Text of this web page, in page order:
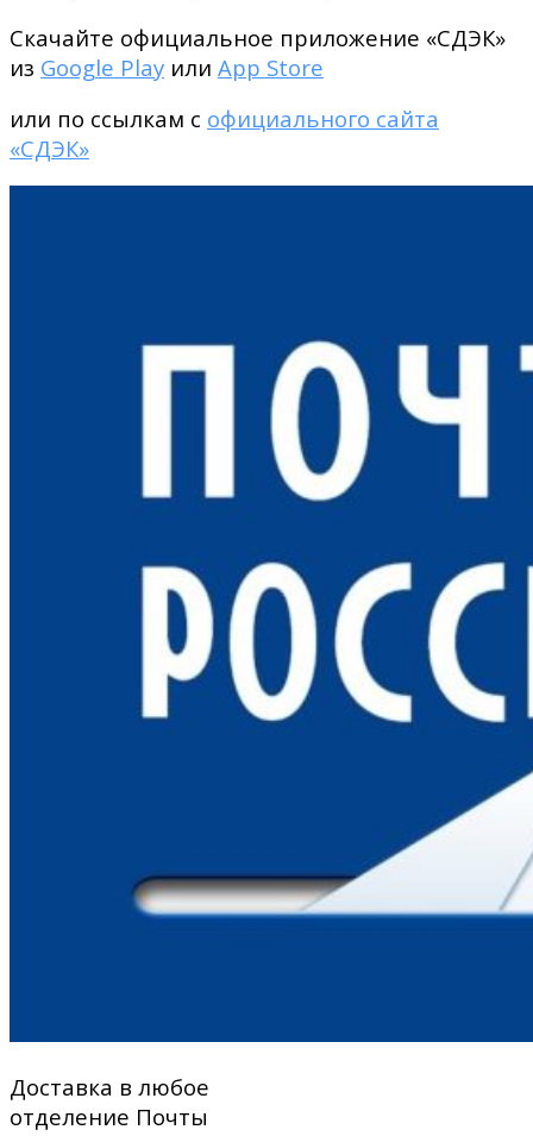
Скачайте официальное приложение «СДЭК»
из Google Play или App Store
или по ссылкам с официального сайта
«СДЭК»
Доставка в любое
отделение Почты